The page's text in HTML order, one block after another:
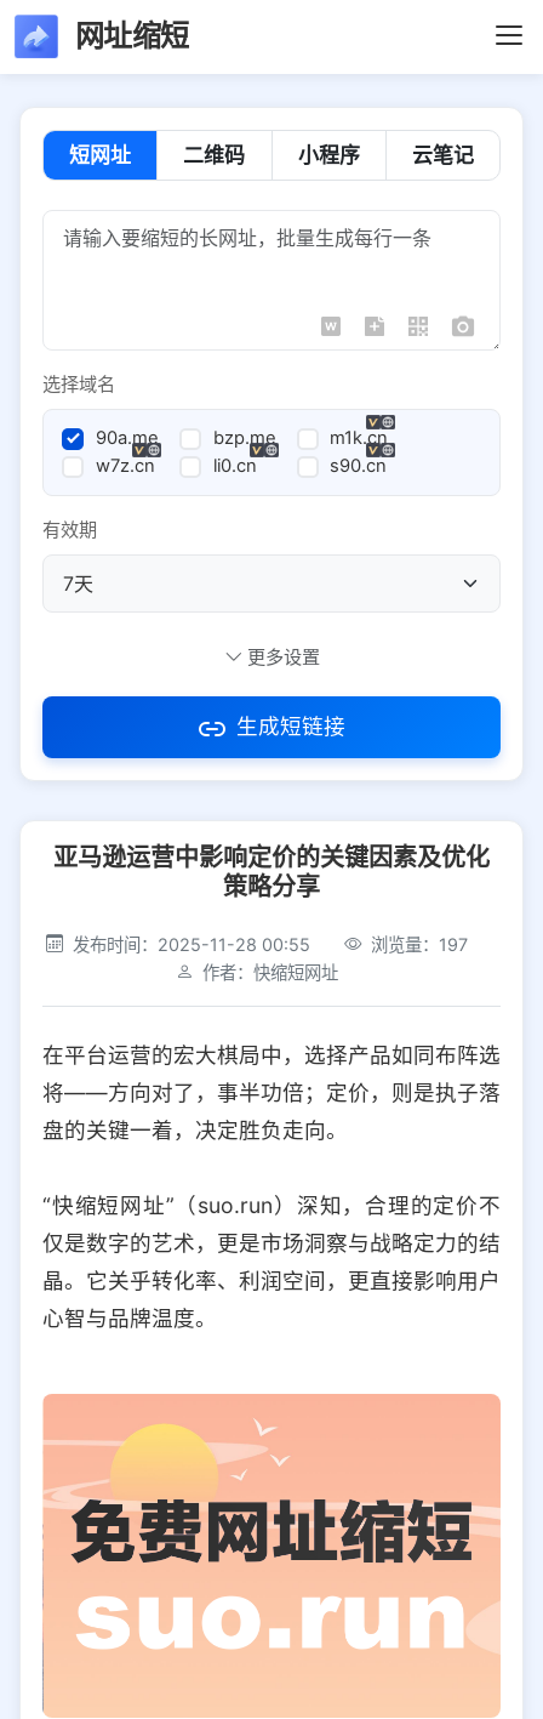
网址缩短
短网址 二维码 小程序 云笔记
选择域名
90a.me bzp.me
m1k.cn
w7z.cn
li0.cn s90.cn
有效期
访问密码
社交平台 电商平台
选择防红平台类型，避免链接被拦截
平台设置
iOS Android PC 其他
选择允许访问的平台类型
更多设置
生成短链接
亚马逊运营中影响定价的关键因素及优化
策略分享
发布时间：2025-11-28 00:55
浏览量：197
作者：快缩短网址
在平台运营的宏大棋局中，选择产品如同布阵选
将——方向对了，事半功倍；定价，则是执子落
盘的关键一着，决定胜负走向。
“快缩短网址”（suo.run）深知，合理的定价不
仅是数字的艺术，更是市场洞察与战略定力的结
晶。它关乎转化率、利润空间，更直接影响用户
心智与品牌温度。